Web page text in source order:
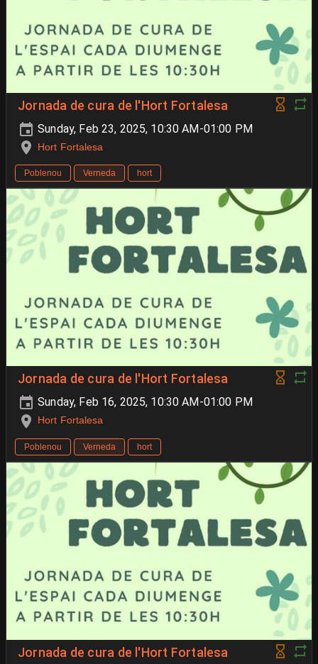
Jornada de cura de l'Hort Fortalesa
Sunday, Feb 23, 2025, 10:30 AM-01:00 PM
Hort Fortalesa
Poblenou Verneda hort
Jornada de cura de l'Hort Fortalesa
Sunday, Feb 16, 2025, 10:30 AM-01:00 PM
Hort Fortalesa
Poblenou Verneda hort
Jornada de cura de l'Hort Fortalesa